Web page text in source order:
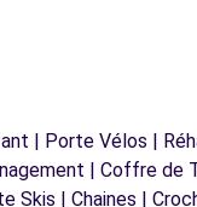
| Porte Vélos |
| Coffre de
Skis | Chaines |